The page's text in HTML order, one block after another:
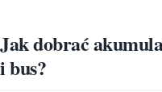
Jak dobrać
i bus?